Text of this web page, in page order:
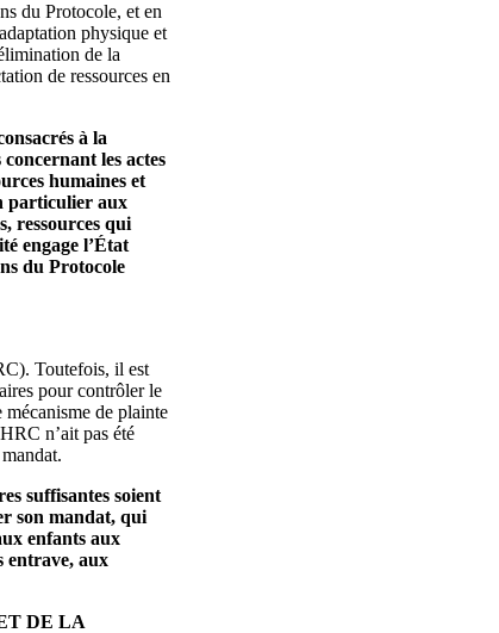
du Protocole, et en
physique et
de la
de ressources en
à la
les actes
humaines et
particulier aux
ressources qui
engage l’État
du Protocole
Toutefois, il est
pour contrôler le
mécanisme de plainte
n’ait pas été
suffisantes soient
son mandat, qui
enfants aux
entrave, aux
DE LA